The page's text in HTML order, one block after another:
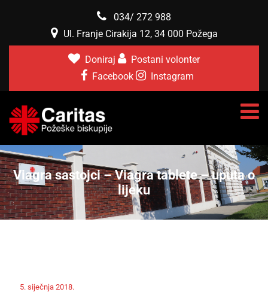
034/ 272 988
Ul. Franje Cirakija 12, 34 000 Požega
Doniraj
Postani volonter
Facebook
Instagram
Viagra sastojci – Viagra tablete – uputa o
lijeku
5. siječnja 2018.